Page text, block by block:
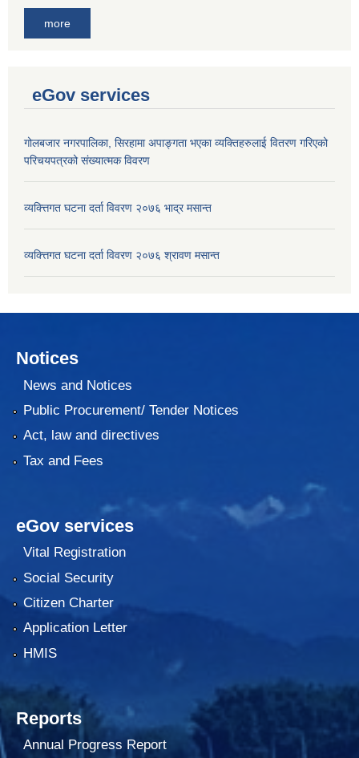
more
eGov services
गोलबजार नगरपालिका, सिरहामा अपाङ्गता भएका व्यक्तिहरुलाई वितरण गरिएको
परिचयपत्रको संख्यात्मक विवरण
व्यक्त्तिगत घटना दर्ता विवरण २०७६ भाद्र मसान्त
व्यक्त्तिगत घटना दर्ता विवरण २०७६ श्रावण मसान्त
Notices
News and Notices
Public Procurement/ Tender Notices
Act, law and directives
Tax and Fees
eGov services
Vital Registration
Social Security
Citizen Charter
Application Letter
HMIS
Reports
Annual Progress Report